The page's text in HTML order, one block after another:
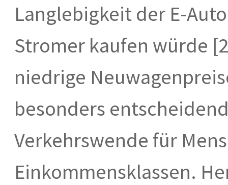
Langlebigkeit der E-
Stromer kaufen würde
niedrige
besonders
Verkehrswende für
Einkommensklassen.